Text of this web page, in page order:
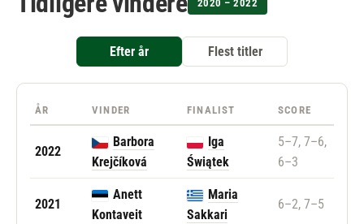
2020 – 2022
Efter år Flest titler
ÅR VINDER FINALIST SCORE
2022
Barbora
Krejčíková
Iga
Świątek
5–7, 7–6,
6–3
2021
Anett
Kontaveit
Maria
Sakkari
6–2, 7–5